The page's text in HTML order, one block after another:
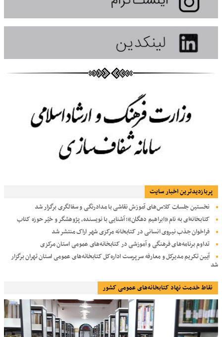
پربازديدترين اخبار سایت
نخستین جلسات کلاس‌های آموزش نقاشی با مدادرنگی و سفالگری برگزار شد
کتابخانه‌ای به نام «ابراهیم دهگان»؛ آشنایی با نویسنده، پژوهشگر و خیّر حوزه کتاب
فراخوان جذب نیروی انسانی در کتابخانه مرکزی شهر اراک منتشر شد
تداوم برنامه‌های فرهنگی و آموزشی در کتابخانه‌های عمومی استان مرکزی
آیین تکریم مدیرکل و معارفه سرپرست اداره‌کل کتابخانه‌های عمومی استان تهران برگزار
شد
نقاط خدمت نهاد کتابخانه‌های عمومی کشور